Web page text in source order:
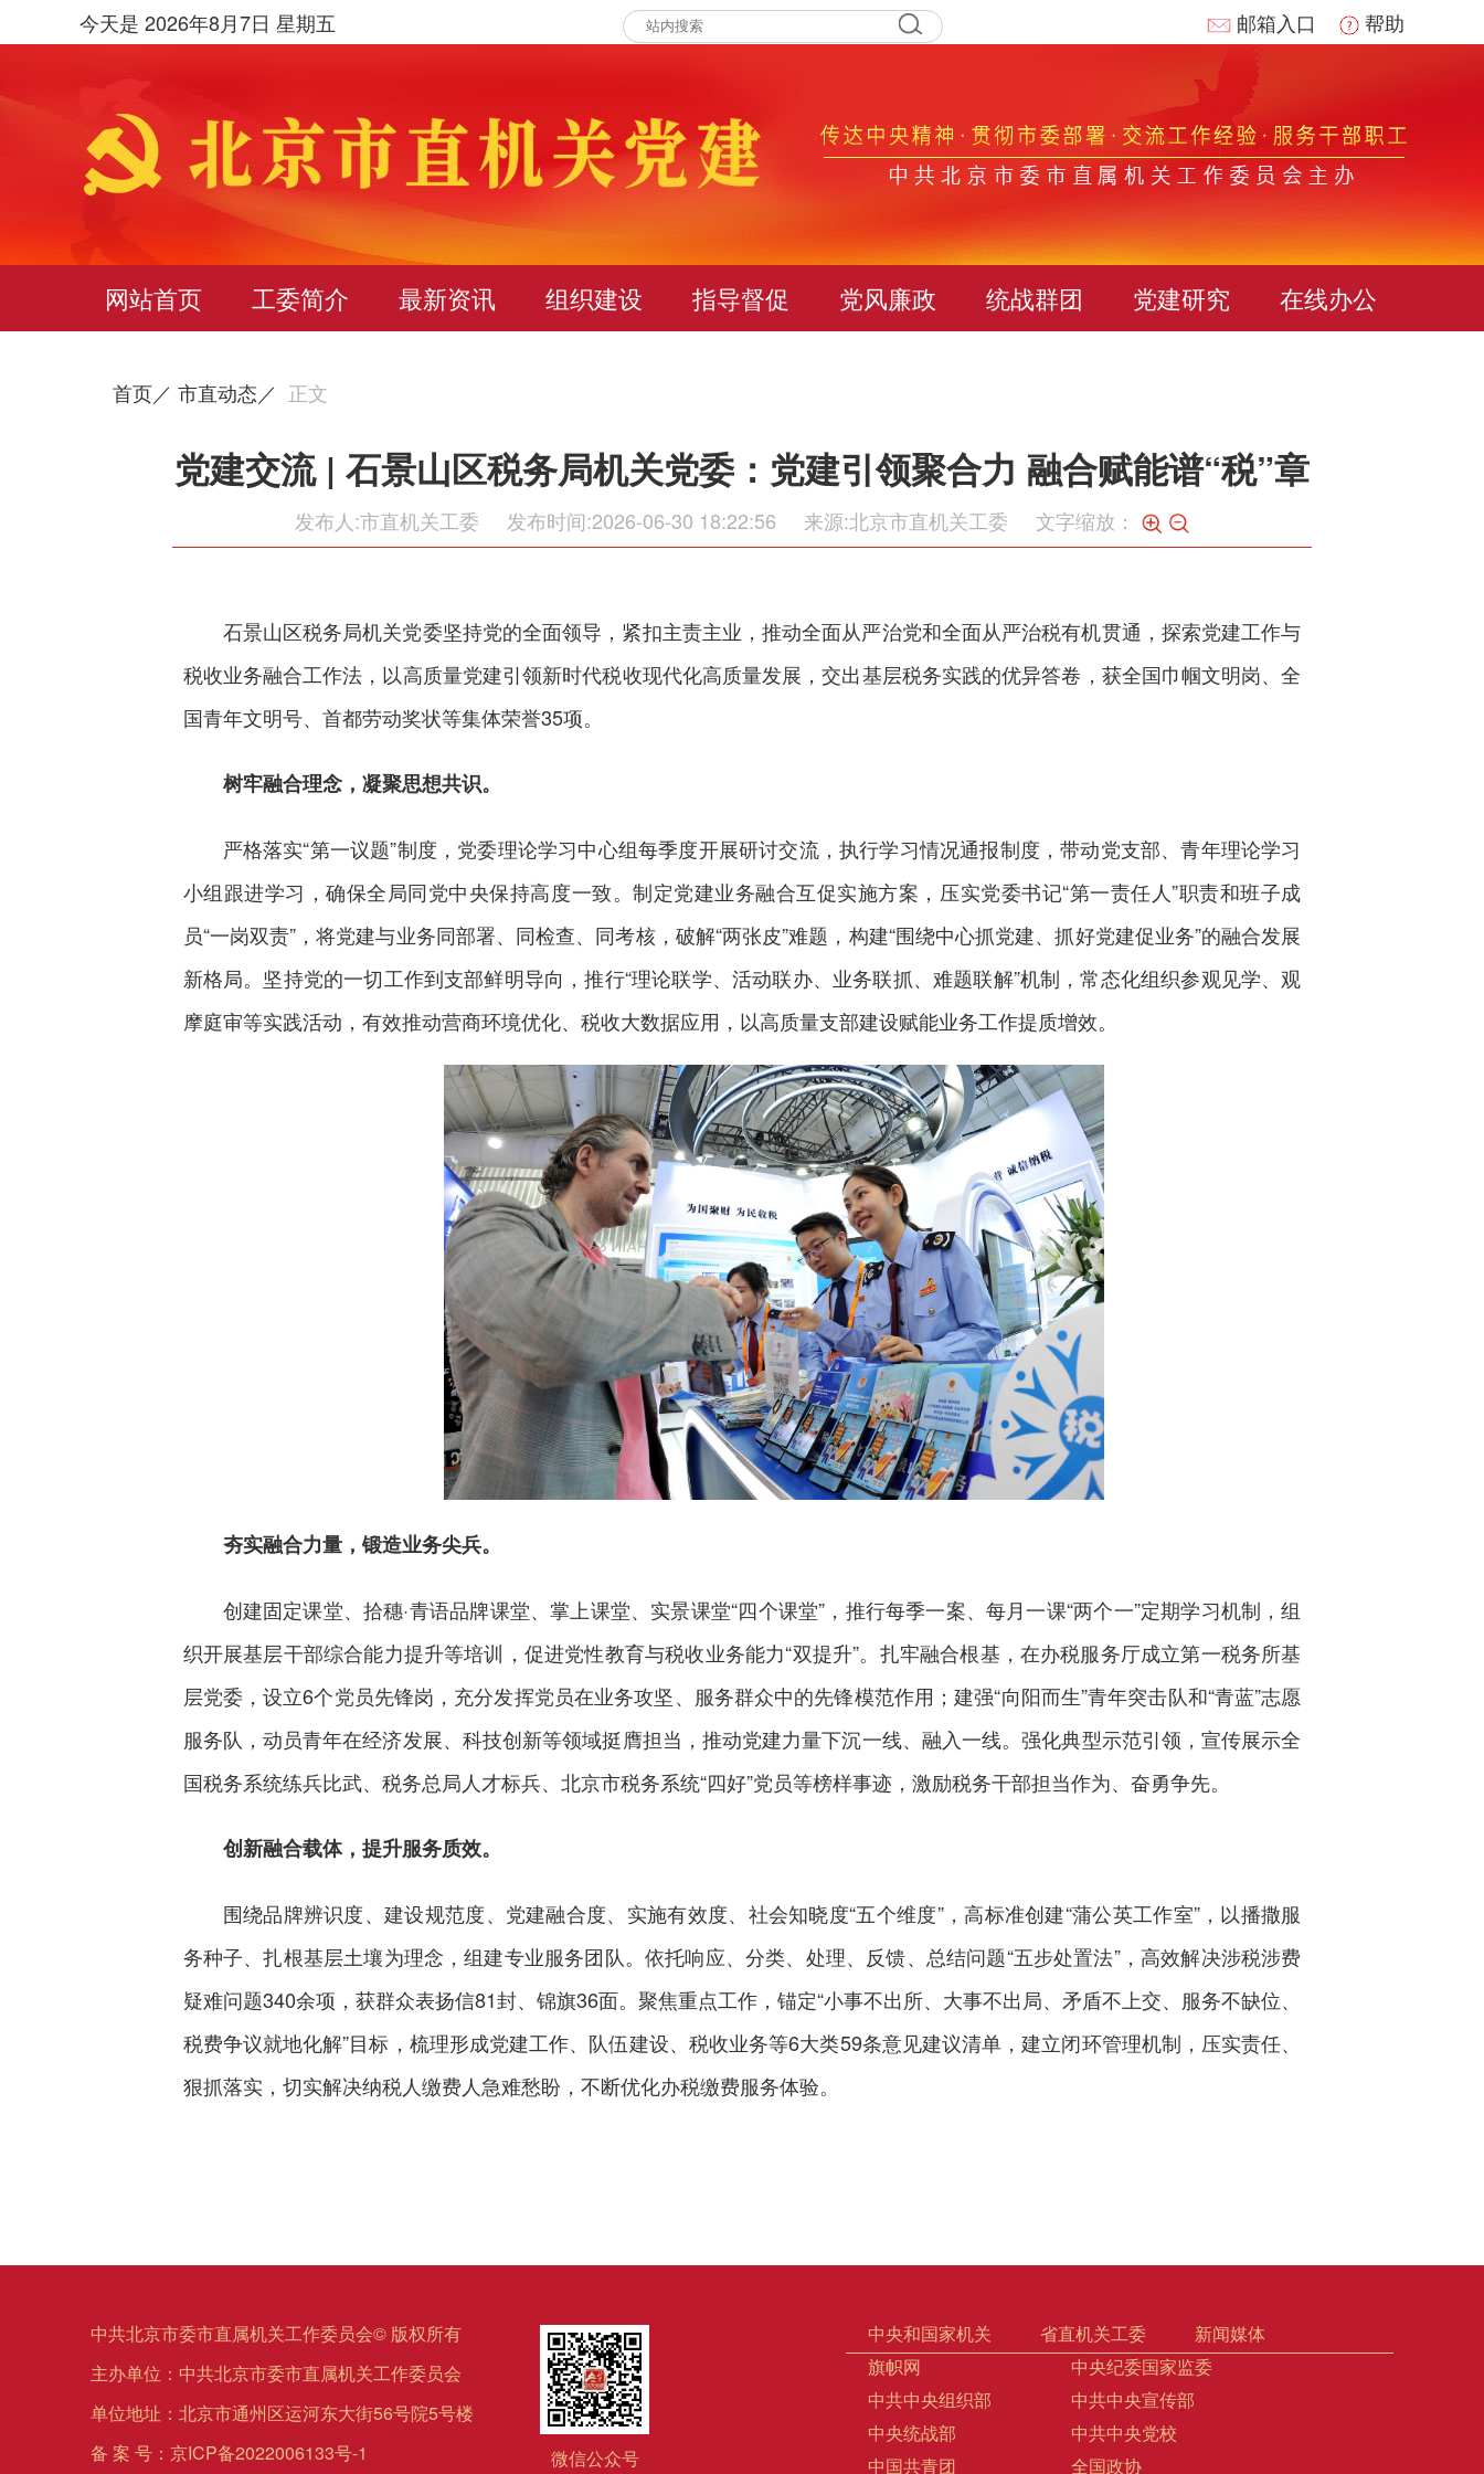
今天是 2026年8月7日 星期五 邮箱入口 帮助
网站首页 工委简介 最新资讯 组织建设 指导督促 党风廉政 统战群团 党建研究 在线办公
首页／ 市直动态／ 正文
党建交流 | 石景山区税务局机关党委：党建引领聚合力 融合赋能谱“税”章
发布人:市直机关工委 发布时间:2026-06-30 18:22:56 来源:北京市直机关工委 文字缩放：
石景山区税务局机关党委坚持党的全面领导，紧扣主责主业，推动全面从严治党和全面从严治税有机贯通，探索党建工作与
税收业务融合工作法，以高质量党建引领新时代税收现代化高质量发展，交出基层税务实践的优异答卷，获全国巾帼文明岗、全
国青年文明号、首都劳动奖状等集体荣誉35项。
树牢融合理念，凝聚思想共识。
严格落实“第一议题”制度，党委理论学习中心组每季度开展研讨交流，执行学习情况通报制度，带动党支部、青年理论学习
小组跟进学习，确保全局同党中央保持高度一致。制定党建业务融合互促实施方案，压实党委书记“第一责任人”职责和班子成
员“一岗双责”，将党建与业务同部署、同检查、同考核，破解“两张皮”难题，构建“围绕中心抓党建、抓好党建促业务”的融合发展
新格局。坚持党的一切工作到支部鲜明导向，推行“理论联学、活动联办、业务联抓、难题联解”机制，常态化组织参观见学、观
摩庭审等实践活动，有效推动营商环境优化、税收大数据应用，以高质量支部建设赋能业务工作提质增效。
夯实融合力量，锻造业务尖兵。
创建固定课堂、拾穗·青语品牌课堂、掌上课堂、实景课堂“四个课堂”，推行每季一案、每月一课“两个一”定期学习机制，组
织开展基层干部综合能力提升等培训，促进党性教育与税收业务能力“双提升”。扎牢融合根基，在办税服务厅成立第一税务所基
层党委，设立6个党员先锋岗，充分发挥党员在业务攻坚、服务群众中的先锋模范作用；建强“向阳而生”青年突击队和“青蓝”志愿
服务队，动员青年在经济发展、科技创新等领域挺膺担当，推动党建力量下沉一线、融入一线。强化典型示范引领，宣传展示全
国税务系统练兵比武、税务总局人才标兵、北京市税务系统“四好”党员等榜样事迹，激励税务干部担当作为、奋勇争先。
创新融合载体，提升服务质效。
围绕品牌辨识度、建设规范度、党建融合度、实施有效度、社会知晓度“五个维度”，高标准创建“蒲公英工作室”，以播撒服
务种子、扎根基层土壤为理念，组建专业服务团队。依托响应、分类、处理、反馈、总结问题“五步处置法”，高效解决涉税涉费
疑难问题340余项，获群众表扬信81封、锦旗36面。聚焦重点工作，锚定“小事不出所、大事不出局、矛盾不上交、服务不缺位、
税费争议就地化解”目标，梳理形成党建工作、队伍建设、税收业务等6大类59条意见建议清单，建立闭环管理机制，压实责任、
狠抓落实，切实解决纳税人缴费人急难愁盼，不断优化办税缴费服务体验。
中共北京市委市直属机关工作委员会© 版权所有
主办单位：中共北京市委市直属机关工作委员会
单位地址：北京市通州区运河东大街56号院5号楼
备 案 号： 京ICP备2022006133号-1 微信公众号
中央和国家机关 省直机关工委
新闻媒体
旗帜网
中央纪委国家监委
中共中央组织部
中共中央宣传部
中央统战部
中共中央党校
中国共青团
全国政协